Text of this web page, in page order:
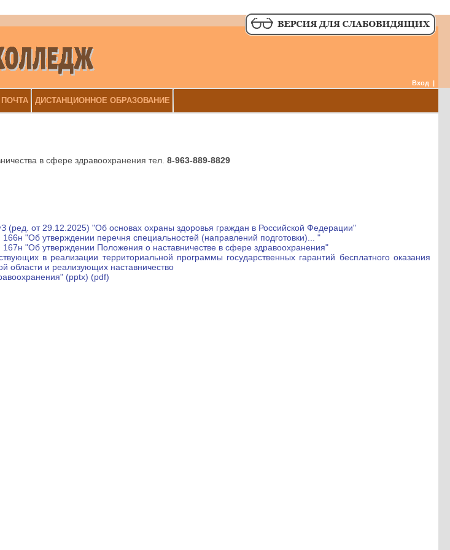
Вход |
ПОЧТА ДИСТАНЦИОННОЕ ОБРАЗОВАНИЕ
в сфере здравоохранения тел. 8-963-889-8829
(ред. от 29.12.2025) "Об основах охраны здоровья граждан в Российской Федерации"
"Об утверждении перечня специальностей (направлений подготовки)... "
"Об утверждении Положения о наставничестве в сфере здравоохранения"
в реализации территориальной программы государственных гарантий бесплатного оказания
области и реализующих наставничество
(pptx) (pdf)